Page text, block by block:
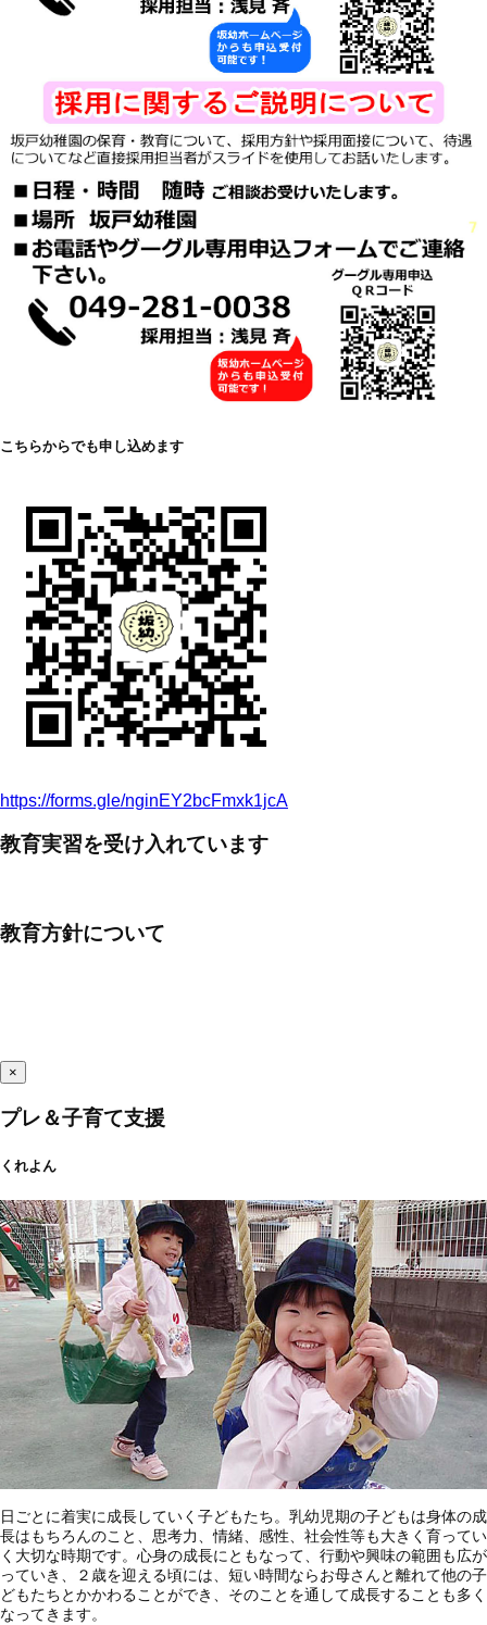
こちらからでも申し込めます
https://forms.gle/nginEY2bcFmxk1jcA
教育実習を受け入れています
教育方針について
×
プレ＆子育て支援
くれよん
日ごとに着実に成長していく子どもたち。乳幼児期の子どもは身体の成
長はもちろんのこと、思考力、情緒、感性、社会性等も大きく育ってい
く大切な時期です。心身の成長にともなって、行動や興味の範囲も広が
っていき、２歳を迎える頃には、短い時間ならお母さんと離れて他の子
どもたちとかかわることができ、そのことを通して成長することも多く
なってきます。